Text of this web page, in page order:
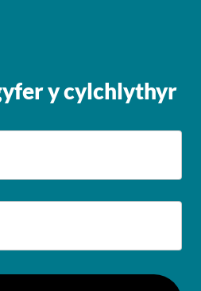
y cylchlythyr